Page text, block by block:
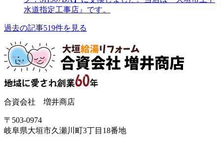
水道指定工事店』です。
過去の記事519件を見る
合資会社 増井商店
〒503-0974
岐阜県大垣市久瀬川町3丁目18番地